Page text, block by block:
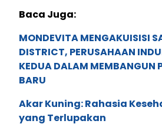
Baca Juga:
MONDEVITA MENGAKUISISI
DISTRICT, PERUSAHAAN
KEDUA DALAM MEMBANGUN
BARU
Akar Kuning: Rahasia
yang Terlupakan